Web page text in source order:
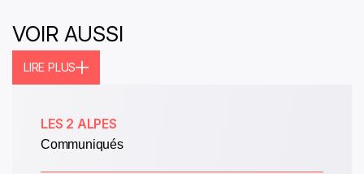
VOIR AUSSI
LIRE PLUS
LES 2 ALPES
Communiqués